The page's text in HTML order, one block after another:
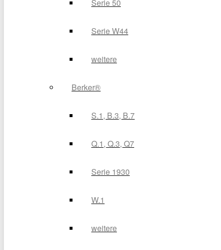
Serie 50
Serie W44
weitere
Berker®
S.1, B.3, B.7
Q.1, Q.3, Q7
Serie 1930
W.1
weitere